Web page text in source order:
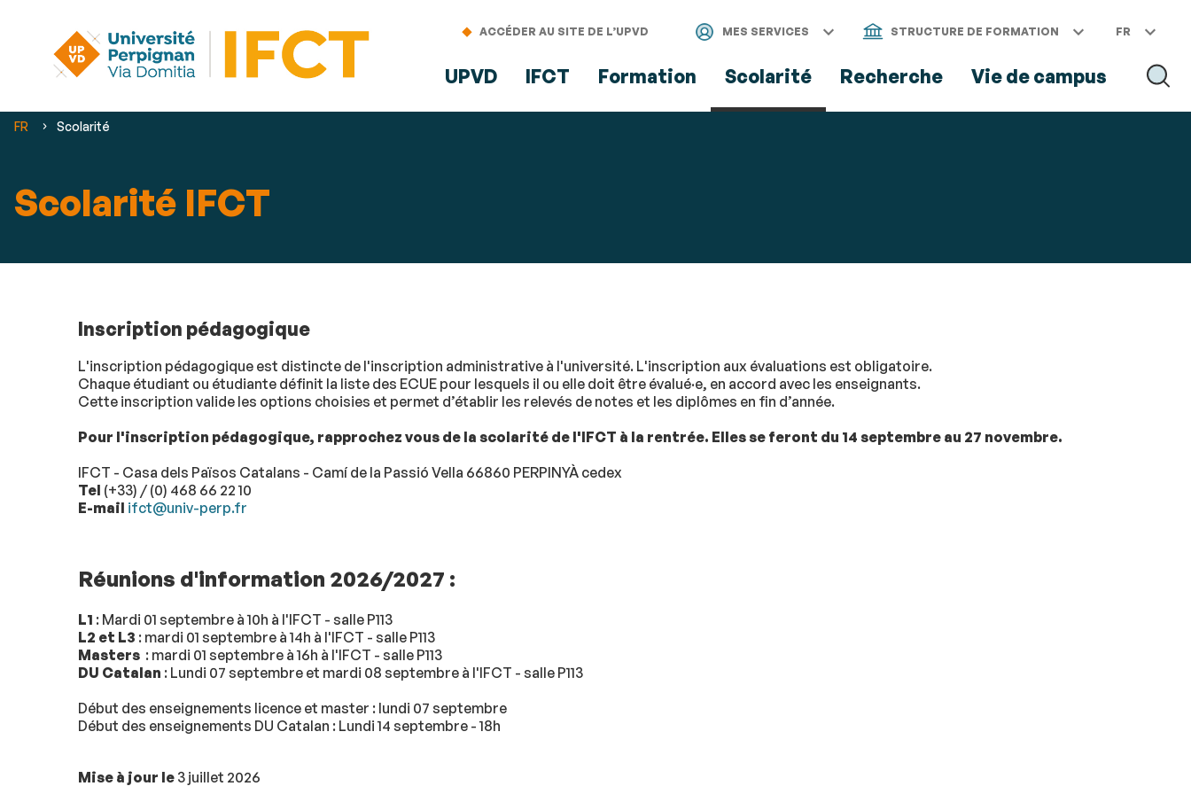
au
directs
ACCÉDER AU SITE DE L’UPVD MES SERVICES STRUCTURE DE FORMATION FR
UPVD IFCT Formation Scolarité Recherche Vie de campus
Vous
FR Scolarité
Scolarité IFCT
Inscription pédagogique
L'inscription pédagogique est distincte de l'inscription administrative à l'université. L'inscription aux évaluations est obligatoire.
Chaque étudiant ou étudiante définit la liste des ECUE pour lesquels il ou elle doit être évalué·e, en accord avec les enseignants.
Cette inscription valide les options choisies et permet d’établir les relevés de notes et les diplômes en fin d’année.
Pour l'inscription pédagogique, rapprochez vous de la scolarité de l'IFCT à la rentrée. Elles se feront du 14 septembre au 27 novembre.
IFCT - Casa dels Països Catalans - Camí de la Passió Vella 66860 PERPINYÀ cedex
Tel (+33) / (0) 468 66 22 10
E-mail ifct@univ-perp.fr
Réunions d'information 2026/2027 :
L1 : Mardi 01 septembre à 10h à l'IFCT - salle P113
L2 et L3 : mardi 01 septembre à 14h à l'IFCT - salle P113
Masters : mardi 01 septembre à 16h à l'IFCT - salle P113
DU Catalan : Lundi 07 septembre et mardi 08 septembre à l'IFCT - salle P113
Début des enseignements licence et master : lundi 07 septembre
Début des enseignements DU Catalan : Lundi 14 septembre - 18h
Mise à jour le 3 juillet 2026